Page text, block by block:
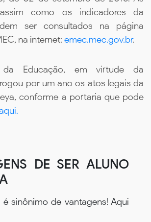
assim como os indicadores da
ser consultados na página
na internet: emec.mec.gov.br.
Educação, em virtude da
por um ano os atos legais da
conforme a portaria que pode
DE SER ALUNO
é sinônimo de vantagens! Aqui